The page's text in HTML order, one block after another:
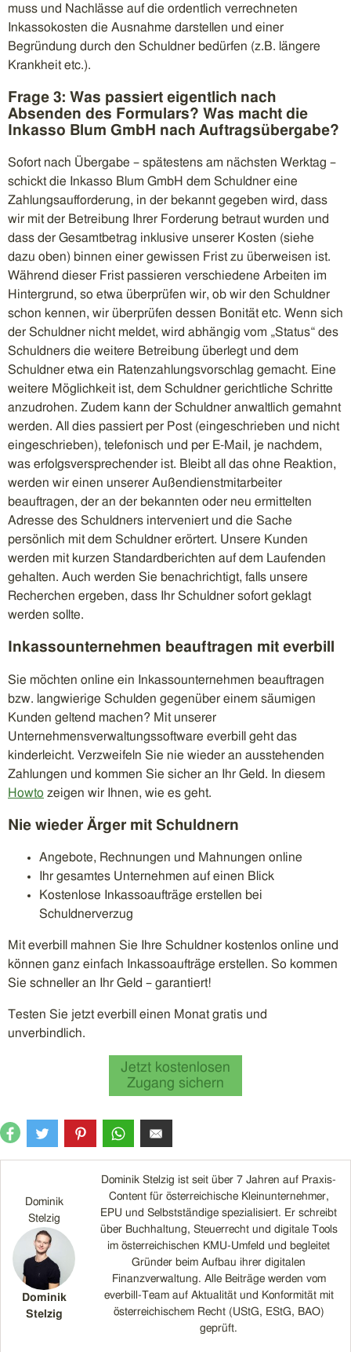
muss und Nachlässe auf die ordentlich verrechneten
Inkassokosten die Ausnahme darstellen und einer
Begründung durch den Schuldner bedürfen (z.B. längere
Krankheit etc.).
Frage 3: Was passiert eigentlich nach
Absenden des Formulars? Was macht die
Inkasso Blum GmbH nach Auftragsübergabe?
Sofort nach Übergabe – spätestens am nächsten Werktag –
schickt die Inkasso Blum GmbH dem Schuldner eine
Zahlungsaufforderung, in der bekannt gegeben wird, dass
wir mit der Betreibung Ihrer Forderung betraut wurden und
dass der Gesamtbetrag inklusive unserer Kosten (siehe
dazu oben) binnen einer gewissen Frist zu überweisen ist.
Während dieser Frist passieren verschiedene Arbeiten im
Hintergrund, so etwa überprüfen wir, ob wir den Schuldner
schon kennen, wir überprüfen dessen Bonität etc. Wenn sich
der Schuldner nicht meldet, wird abhängig vom „Status“ des
Schuldners die weitere Betreibung überlegt und dem
Schuldner etwa ein Ratenzahlungsvorschlag gemacht. Eine
weitere Möglichkeit ist, dem Schuldner gerichtliche Schritte
anzudrohen. Zudem kann der Schuldner anwaltlich gemahnt
werden. All dies passiert per Post (eingeschrieben und nicht
eingeschrieben), telefonisch und per E-Mail, je nachdem,
was erfolgsversprechender ist. Bleibt all das ohne Reaktion,
werden wir einen unserer Außendienstmitarbeiter
beauftragen, der an der bekannten oder neu ermittelten
Adresse des Schuldners interveniert und die Sache
persönlich mit dem Schuldner erörtert. Unsere Kunden
werden mit kurzen Standardberichten auf dem Laufenden
gehalten. Auch werden Sie benachrichtigt, falls unsere
Recherchen ergeben, dass Ihr Schuldner sofort geklagt
werden sollte.
Inkassounternehmen beauftragen mit everbill
Sie möchten online ein Inkassounternehmen beauftragen
bzw. langwierige Schulden gegenüber einem säumigen
Kunden geltend machen? Mit unserer
Unternehmensverwaltungssoftware everbill geht das
kinderleicht. Verzweifeln Sie nie wieder an ausstehenden
Zahlungen und kommen Sie sicher an Ihr Geld. In diesem
Howto zeigen wir Ihnen, wie es geht.
Nie wieder Ärger mit Schuldnern
Angebote, Rechnungen und Mahnungen online
Ihr gesamtes Unternehmen auf einen Blick
Kostenlose Inkassoaufträge erstellen bei
Schuldnerverzug
Mit everbill mahnen Sie Ihre Schuldner kostenlos online und
können ganz einfach Inkassoaufträge erstellen. So kommen
Sie schneller an Ihr Geld – garantiert!
Testen Sie jetzt everbill einen Monat gratis und
unverbindlich.
Jetzt kostenlosen
Zugang sichern
Dominik
Stelzig
Dominik
Stelzig
Dominik Stelzig ist seit über 7 Jahren auf Praxis-
Content für österreichische Kleinunternehmer,
EPU und Selbstständige spezialisiert. Er schreibt
über Buchhaltung, Steuerrecht und digitale Tools
im österreichischen KMU-Umfeld und begleitet
Gründer beim Aufbau ihrer digitalen
Finanzverwaltung. Alle Beiträge werden vom
everbill-Team auf Aktualität und Konformität mit
österreichischem Recht (UStG, EStG, BAO)
geprüft.